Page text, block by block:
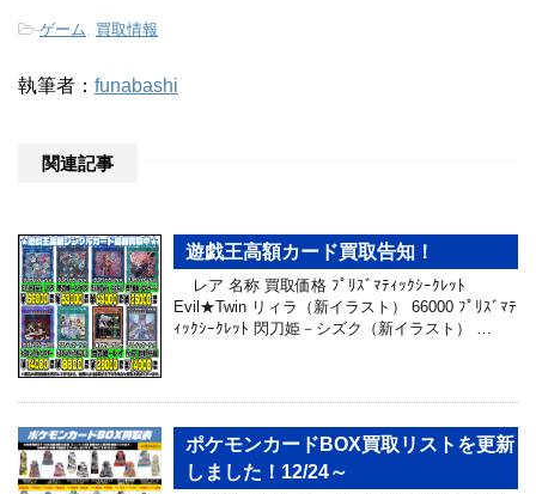
-ゲーム 買取情報
執筆者： funabashi
関連記事
遊戯王高額カード買取告知！
レア 名称 買取価格 ﾌﾟﾘｽﾞﾏﾃｨｯｸｼｰｸﾚｯﾄ
Evil★Twin リィラ（新イラスト） 66000 ﾌﾟﾘｽﾞﾏﾃ
ｨｯｸｼｰｸﾚｯﾄ 閃刀姫－シズク（新イラスト） …
ポケモンカードBOX買取リストを更新
しました！12/24～